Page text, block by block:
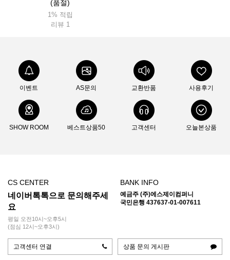
(품절)
1% 적립
리뷰 1
이벤트 AS문의 교환반품 사용후기
SHOW ROOM 베스트상품50 고객센터 오늘본상품
CS CENTER
네이버톡톡으로 문의해주세
요
평일 오전10시~오후5시
(점심 12시~오후3시)
BANK INFO
예금주 (주)에스제이컴퍼니
국민은행 437637-01-007611
고객센터 연결 상품 문의 게시판